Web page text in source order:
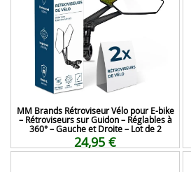
MM Brands Rétroviseur Vélo pour E-bike
– Rétroviseurs sur Guidon – Réglables à
360° – Gauche et Droite – Lot de 2
24,95 €